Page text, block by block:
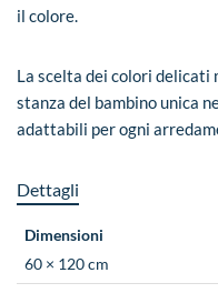
il colore.
La scelta dei colori delicati
stanza del bambino unica
adattabili per ogni
Dettagli
Dimensioni
60 × 120 cm